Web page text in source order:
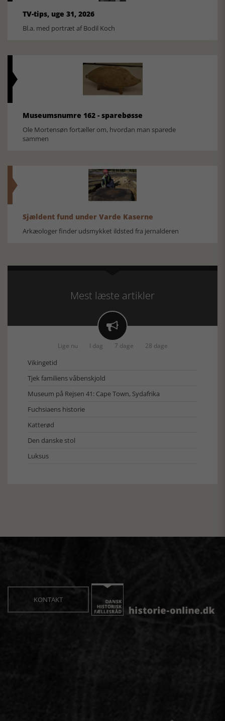
TV-tips, uge 31, 2026
Bl.a. med portræt af Bodil Koch
Museumsnumre 162 - sparebøsse
Ole Mortensøn fortæller om, hvordan man sparede
sammen
Sjældent fund under Varde Kaserne
Arkæologer finder udsmykket ildsted fra jernalderen
Mest læste artikler

Lige nu I dag 7 dage 28 dage
Vikingetid
Tjek familiens våbenskjold
Museum på Rejsen 41: Cape Town, Sydafrika
Fuchsiaens historie
Katterød
Den danske stol
Luksus
KONTAKT